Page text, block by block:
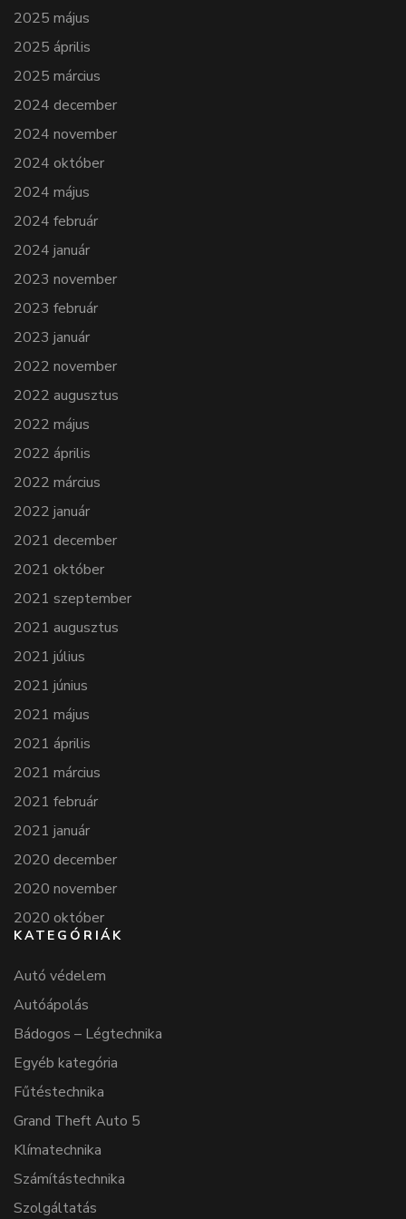
2025 május
2025 április
2025 március
2024 december
2024 november
2024 október
2024 május
2024 február
2024 január
2023 november
2023 február
2023 január
2022 november
2022 augusztus
2022 május
2022 április
2022 március
2022 január
2021 december
2021 október
2021 szeptember
2021 augusztus
2021 július
2021 június
2021 május
2021 április
2021 március
2021 február
2021 január
2020 december
2020 november
2020 október
KATEGÓRIÁK
Autó védelem
Autóápolás
Bádogos – Légtechnika
Egyéb kategória
Fűtéstechnika
Grand Theft Auto 5
Klímatechnika
Számítástechnika
Szolgáltatás